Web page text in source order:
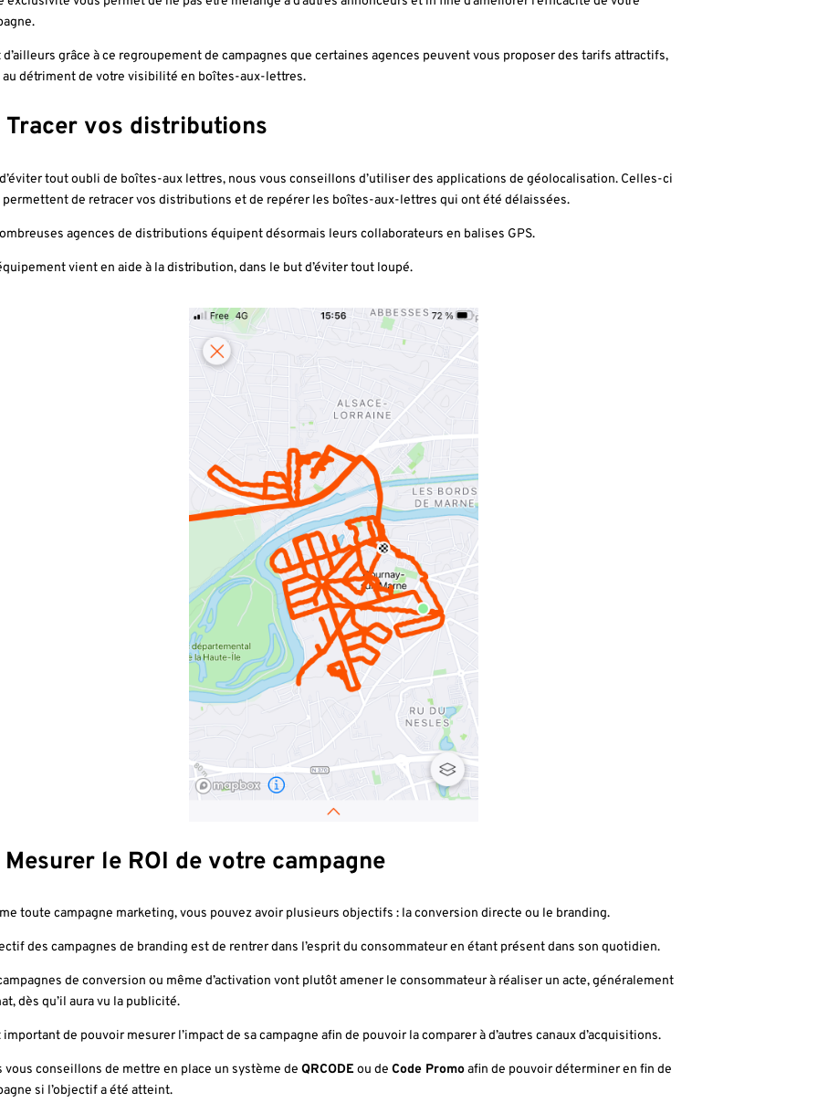
d’ailleurs grâce à ce regroupement de campagnes que certaines agences peuvent vous proposer des tarifs attractifs,
au détriment de votre visibilité en boîtes-aux-lettres.
Tracer vos distributions
tout oubli de boîtes-aux lettres, nous vous conseillons d’utiliser des applications de géolocalisation. Celles-ci
permettent de retracer vos distributions et de repérer les boîtes-aux-lettres qui ont été délaissées.
agences de distributions équipent désormais leurs collaborateurs en balises GPS.
vient en aide à la distribution, dans le but d’éviter tout loupé.
Mesurer le ROI de votre campagne
toute campagne marketing, vous pouvez avoir plusieurs objectifs : la conversion directe ou le branding.
des campagnes de branding est de rentrer dans l’esprit du consommateur en étant présent dans son quotidien.
de conversion ou même d’activation vont plutôt amener le consommateur à réaliser un acte, généralement
dès qu’il aura vu la publicité.
de pouvoir mesurer l’impact de sa campagne afin de pouvoir la comparer à d’autres canaux d’acquisitions.
vous conseillons de mettre en place un système de QRCODE ou de Code Promoafin de pouvoir déterminer en fin de
si l’objectif a été atteint.